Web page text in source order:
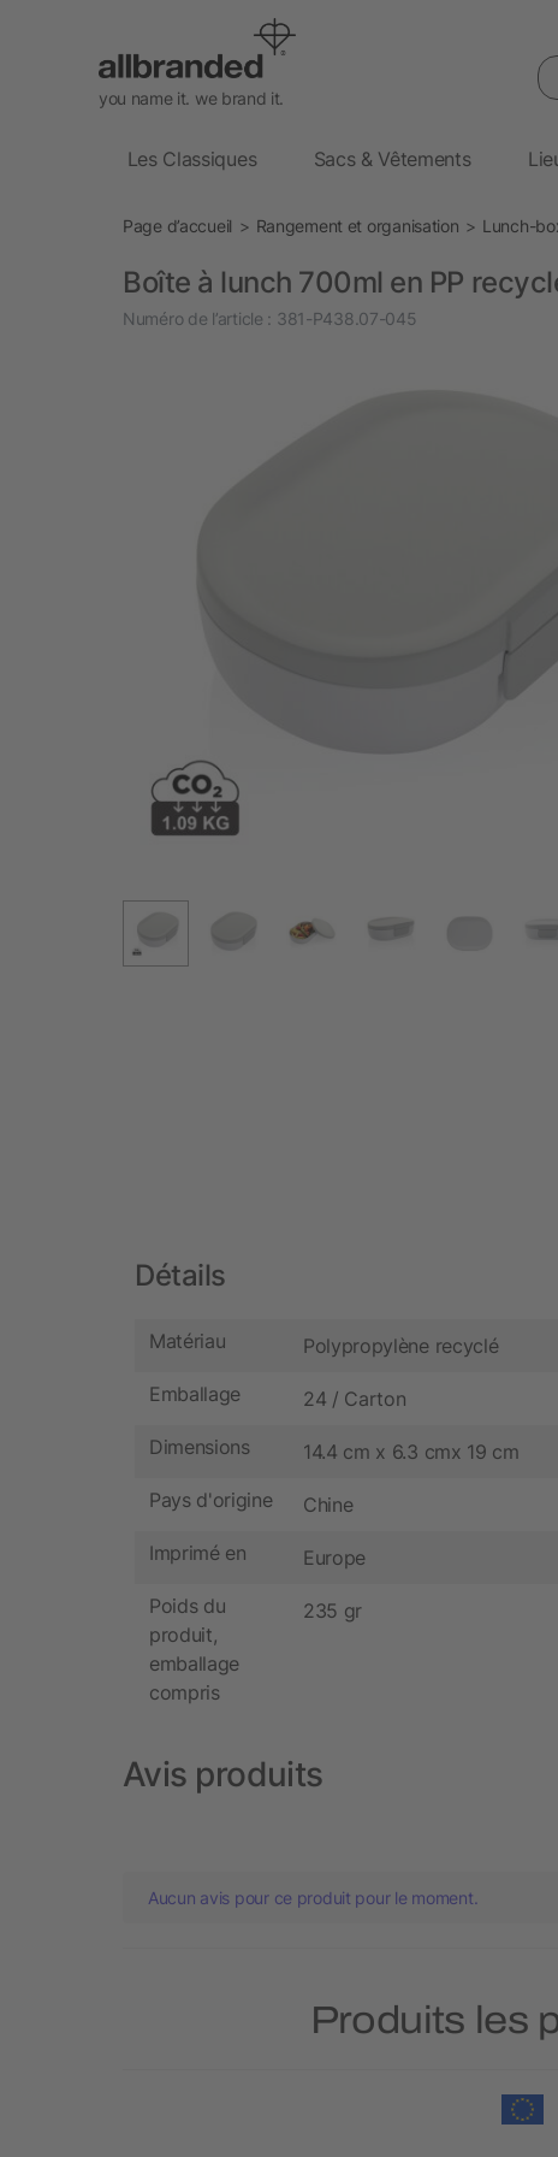
you name it. we brand it.
Les Classiques Sacs & Vêtements
Page d’accueil Rangement et organisation Lunch-
Boîte à lunch 700ml en PP
Numéro de l’article : 381-P438.07-045
Détails
Matériau Polypropylène recyclé
Emballage 24 / Carton
Dimensions 14.4 cm x 6.3 cmx 19 cm
Pays d'origine Chine
Imprimé en Europe
Poids du
produit,
emballage
compris
235 gr
Avis produits
Aucun avis pour ce produit pour le moment.
Produits les